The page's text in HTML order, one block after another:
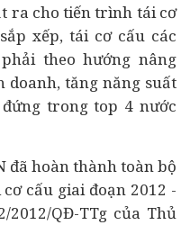
ra cho tiến trình tái cơ
xếp, tái cơ cấu các
theo hướng nâng
doanh, tăng năng suất
trong top 4 nước
đã hoàn thành toàn bộ
cấu giai đoạn 2012 -
2012/QĐ-TTg của Thủ